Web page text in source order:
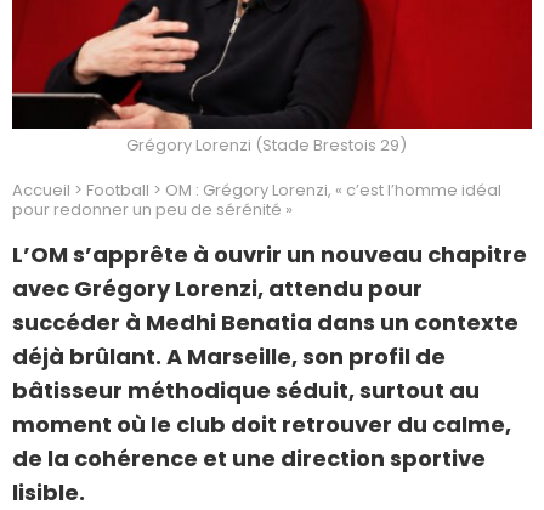
Grégory Lorenzi (Stade Brestois 29)
Accueil > Football > OM : Grégory Lorenzi, « c’est l’homme idéal
pour redonner un peu de sérénité »
L’OM s’apprête à ouvrir un nouveau chapitre
avec Grégory Lorenzi, attendu pour
succéder à Medhi Benatia dans un contexte
déjà brûlant. A Marseille, son profil de
bâtisseur méthodique séduit, surtout au
moment où le club doit retrouver du calme,
de la cohérence et une direction sportive
lisible.